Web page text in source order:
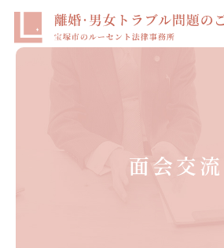
面会交流